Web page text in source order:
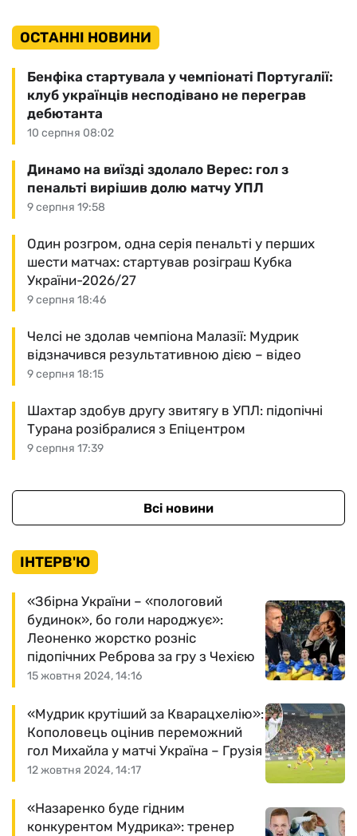
ОСТАННІ НОВИНИ
10 серпня 08:02
Бенфіка стартувала у чемпіонаті Португалії:
клуб українців несподівано не переграв
дебютанта
9 серпня 19:58
Динамо на виїзді здолало Верес: гол з
пенальті вирішив долю матчу УПЛ
9 серпня 18:46
Один розгром, одна серія пенальті у перших
шести матчах: стартував розіграш Кубка
України-2026/27
9 серпня 18:15
Челсі не здолав чемпіона Малазії: Мудрик
відзначився результативною дією – відео
9 серпня 17:39
Шахтар здобув другу звитягу в УПЛ: підопічні
Турана розібралися з Епіцентром
Всі новини
ІНТЕРВ'Ю
15 жовтня 2024, 14:16
«Збірна України – «пологовий
будинок», бо голи народжує»:
Леоненко жорстко розніс
підопічних Реброва за гру з Чехією
12 жовтня 2024, 14:17
«Мудрик крутіший за Кварацхелію»:
Кополовець оцінив переможний
гол Михайла у матчі Україна – Грузія
«Назаренко буде гідним
конкурентом Мудрика»: тренер